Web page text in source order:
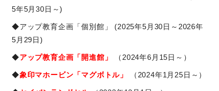
5年5月30日～)
◆アップ教育企画「個別館」 (2025年5月30日～2026年
5月29日)
◆アップ教育企画「開進館」 （2024年6月15日～）
◆象印マホービン「マグボトル」 （2024年1月25日～）